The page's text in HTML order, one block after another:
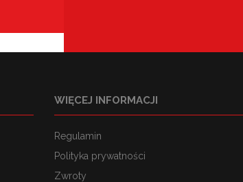
WIĘCEJ INFORMACJI
Regulamin
Polityka prywatności
Zwroty